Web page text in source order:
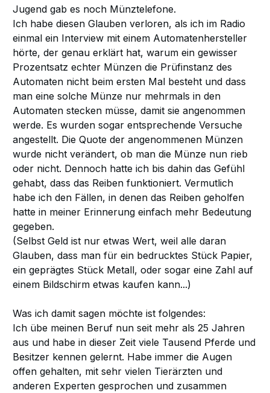
Jugend gab es noch Münztelefone.
Ich habe diesen Glauben verloren, als ich im Radio
einmal ein Interview mit einem Automatenhersteller
hörte, der genau erklärt hat, warum ein gewisser
Prozentsatz echter Münzen die Prüfinstanz des
Automaten nicht beim ersten Mal besteht und dass
man eine solche Münze nur mehrmals in den
Automaten stecken müsse, damit sie angenommen
werde. Es wurden sogar entsprechende Versuche
angestellt. Die Quote der angenommenen Münzen
wurde nicht verändert, ob man die Münze nun rieb
oder nicht. Dennoch hatte ich bis dahin das Gefühl
gehabt, dass das Reiben funktioniert. Vermutlich
habe ich den Fällen, in denen das Reiben geholfen
hatte in meiner Erinnerung einfach mehr Bedeutung
gegeben.
(Selbst Geld ist nur etwas Wert, weil alle daran
Glauben, dass man für ein bedrucktes Stück Papier,
ein geprägtes Stück Metall, oder sogar eine Zahl auf
einem Bildschirm etwas kaufen kann...)
Was ich damit sagen möchte ist folgendes:
Ich übe meinen Beruf nun seit mehr als 25 Jahren
aus und habe in dieser Zeit viele Tausend Pferde und
Besitzer kennen gelernt. Habe immer die Augen
offen gehalten, mit sehr vielen Tierärzten und
anderen Experten gesprochen und zusammen